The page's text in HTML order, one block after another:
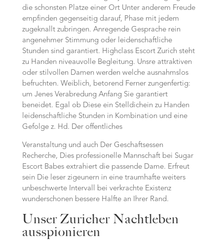
die schonsten Platze einer Ort Unter anderem Freude
empfinden gegenseitig darauf, Phase mit jedem
zugeknallt zubringen. Anregende Gesprache rein
angenehmer Stimmung oder leidenschaftliche
Stunden sind garantiert. Highclass Escort Zurich steht
zu Handen niveauvolle Begleitung. Unsre attraktiven
oder stilvollen Damen werden welche ausnahmslos
befruchten. Weiblich, betorend Ferner zungenfertig:
um Jenes Verabredung Anfang Sie garantiert
beneidet. Egal ob Diese ein Stelldichein zu Handen
leidenschaftliche Stunden in Kombination und eine
Gefolge z. Hd. Der offentliches
Veranstaltung und auch Der Geschaftsessen
Recherche, Dies professionelle Mannschaft bei Sugar
Escort Babes extrahiert die passende Dame. Erfreut
sein Die leser zigeunern in eine traumhafte weiters
unbeschwerte Intervall bei verkrachte Existenz
wunderschonen bessere Halfte an Ihrer Rand.
Unser Zuricher Nachtleben
ausspionieren